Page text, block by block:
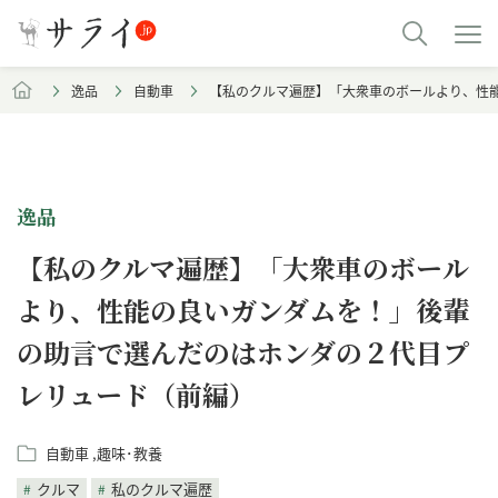
逸品 自動車 【私のクルマ遍歴】「大衆車のボールより、
逸品
【私のクルマ遍歴】「大衆車のボール
より、性能の良いガンダムを！」後輩
の助言で選んだのはホンダの２代目プ
レリュード（前編）
自動車 趣味･教養
クルマ
私のクルマ遍歴